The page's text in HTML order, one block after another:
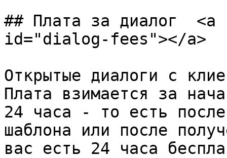
## Плата за диалог
id="dialog-fees"></a>
Открытые диалоги с
Плата взимается за
24 часа - то есть после
шаблона или после
вас есть 24 часа